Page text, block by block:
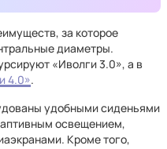
за которое
диаметры.
«Иволги 3.0», а в
4.0».
удобными сиденьями
освещением,
Кроме того,